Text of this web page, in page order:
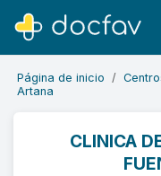
Página de inicio
Artana
CLINICA